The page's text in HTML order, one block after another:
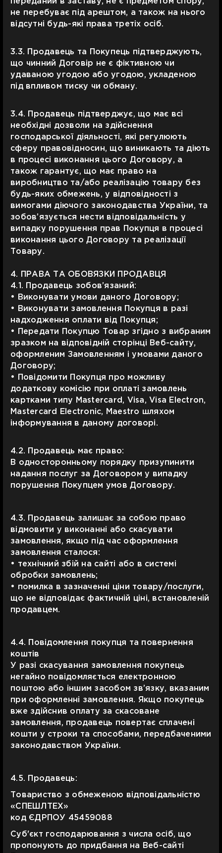
не перебуває під арештом, а також на нього
відсутні будь-які права третіх осіб.
3.3. Продавець та Покупець підтверджують,
що чинний Договір не є фіктивною чи
удаваною угодою або угодою, укладеною
під впливом тиску чи обману.
3.4. Продавець підтверджує, що має всі
необхідні дозволи на здійснення
господарської діяльності, які регулюють
сферу правовідносин, що виникають та діють
в процесі виконання цього Договору, а
також гарантує, що має право на
виробництво та/або реалізацію товару без
будь-яких обмежень, у відповідності з
вимогами діючого законодавства України, та
зобов’язується нести відповідальність у
випадку порушення прав Покупця в процесі
виконання цього Договору та реалізації
Товару.
4. ПРАВА ТА ОБОВЯЗКИ ПРОДАВЦЯ
4.1. Продавець зобов’язаний:
• Виконувати умови даного Договору;
• Виконувати замовлення Покупця в разі
надходження оплати від Покупця;
• Передати Покупцю Товар згідно з вибраним
зразком на відповідній сторінці Веб-сайту,
оформленим Замовленням і умовами даного
Договору;
• Повідомити Покупця про можливу
додаткову комісію при оплаті замовлень
картками типу Mastercard, Visa, Visa Electron,
Mastercard Electronic, Maestro шляхом
інформування в даному договорі.
4.2. Продавець має право:
В односторонньому порядку призупинити
надання послуг за Договором у випадку
порушення Покупцем умов Договору.
4.3. Продавець залишає за собою право
відмовити у виконанні або скасувати
замовлення, якщо під час оформлення
замовлення сталося:
• технічний збій на сайті або в системі
обробки замовлень;
• помилка в зазначенні ціни товару/послуги,
що не відповідає фактичній ціні, встановленій
продавцем.
4.4. Повідомлення покупця та повернення
коштів
У разі скасування замовлення покупець
негайно повідомляється електронною
поштою або іншим засобом зв’язку, вказаним
при оформленні замовлення. Якщо покупець
вже здійснив оплату за скасоване
замовлення, продавець повертає сплачені
кошти у строки та способами, передбаченими
законодавством України.
4.5. Продавець:
Товариство з обмеженою відповідальністю
«СПЕШЛТЕХ»
код ЄДРПОУ 45459088
Суб'єкт господарювання з числа осіб, що
пропонують до придбання на Веб-сайті